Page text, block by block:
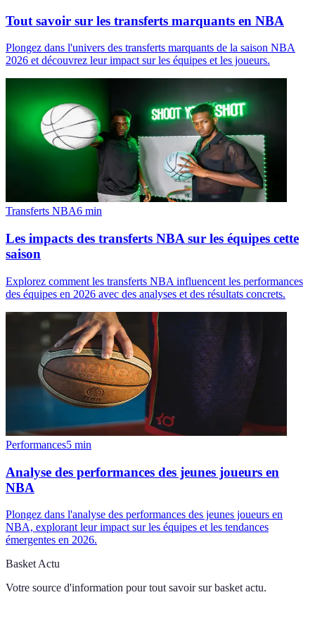
Tout savoir sur les transferts marquants en NBA
Plongez dans l'univers des transferts marquants de la saison NBA
2026 et découvrez leur impact sur les équipes et les joueurs.
Transferts NBA6 min
Les impacts des transferts NBA sur les équipes cette
saison
Explorez comment les transferts NBA influencent les performances
des équipes en 2026 avec des analyses et des résultats concrets.
Performances5 min
Analyse des performances des jeunes joueurs en
NBA
Plongez dans l'analyse des performances des jeunes joueurs en
NBA, explorant leur impact sur les équipes et les tendances
émergentes en 2026.
Basket Actu
Votre source d'information pour tout savoir sur basket actu.